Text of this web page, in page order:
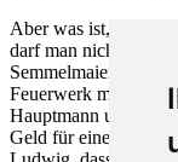
Aber was ist, wenn
darf man nicht
Semmelmaier, der
Feuerwerk machen,
Hauptmann und die
Geld für einen